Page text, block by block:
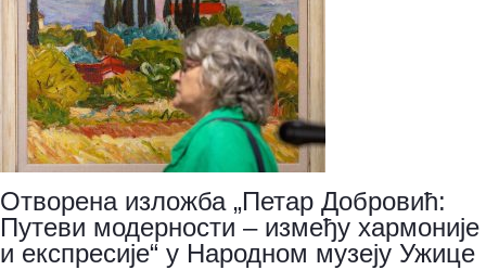
Отворена изложба „Петар Добровић:
Путеви модерности – између хармоније
и експресије“ у Народном музеју Ужице